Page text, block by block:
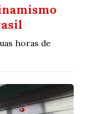
horas de